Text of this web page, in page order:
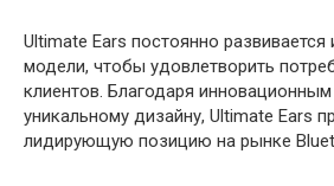
Ultimate Ears постоянно
модели, чтобы удовлетворить
клиентов. Благодаря инновационным
уникальному дизайну, Ultimate Ears
лидирующую позицию на рынке